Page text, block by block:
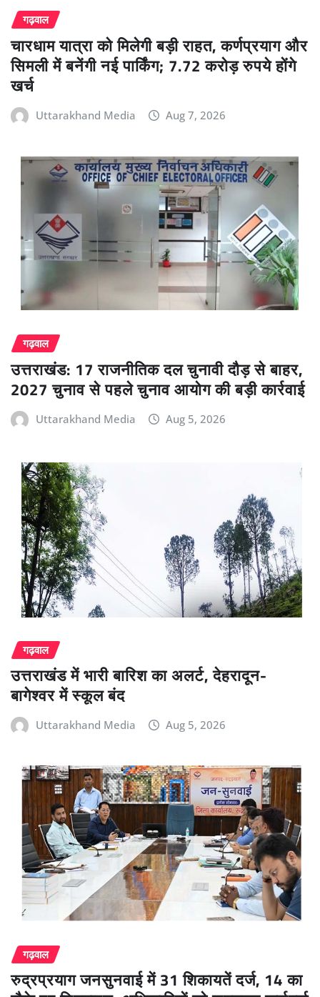
गढ़वाल
चारधाम यात्रा को मिलेगी बड़ी राहत, कर्णप्रयाग और
सिमली में बनेंगी नई पार्किंग; 7.72 करोड़ रुपये होंगे
खर्च
Uttarakhand Media Aug 7, 2026
गढ़वाल
उत्तराखंड: 17 राजनीतिक दल चुनावी दौड़ से बाहर,
2027 चुनाव से पहले चुनाव आयोग की बड़ी कार्रवाई
Uttarakhand Media Aug 5, 2026
गढ़वाल
उत्तराखंड में भारी बारिश का अलर्ट, देहरादून-
बागेश्वर में स्कूल बंद
Uttarakhand Media Aug 5, 2026
गढ़वाल
रुद्रप्रयाग जनसुनवाई में 31 शिकायतें दर्ज, 14 का